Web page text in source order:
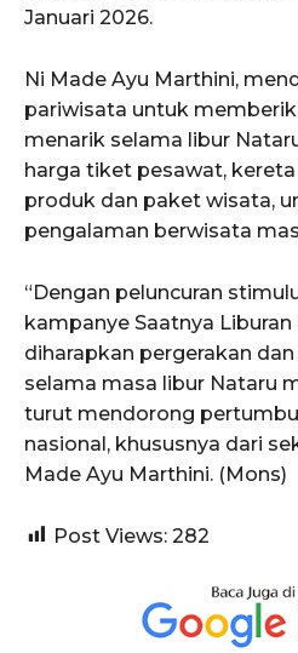
Januari 2026.
Ni Made Ayu Marthini,
pariwisata untuk
menarik selama libur
harga tiket pesawat,
produk dan paket wisata,
pengalaman berwisata
“Dengan peluncuran
kampanye Saatnya
diharapkan pergerakan
selama masa libur Nataru
turut mendorong
nasional, khususnya dari
Made Ayu Marthini. (Mons)
Post Views: 282